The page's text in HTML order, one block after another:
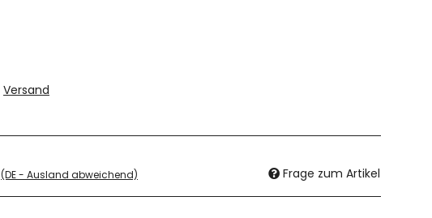
Versand
(DE - Ausland abweichend) Frage zum Artikel